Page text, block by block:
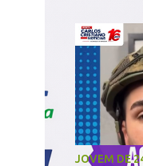
JOVEM DE